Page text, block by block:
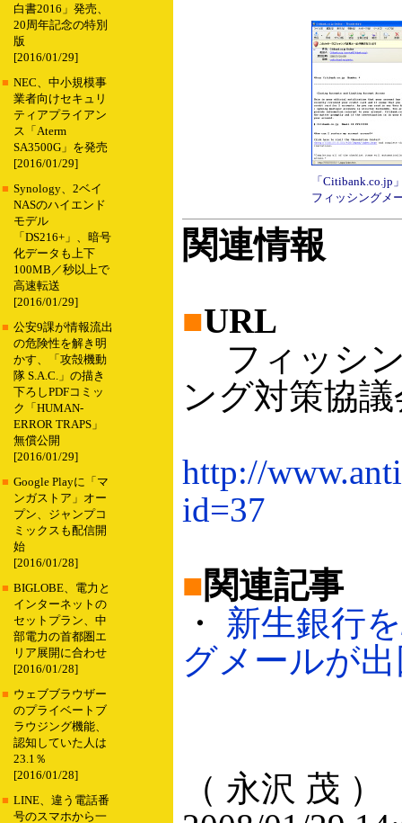
白書2016」発売、
20周年記念の特別
版
[2016/01/29]
■ NEC、中小規模事
業者向けセキュリ
ティアプライアン
ス「Aterm
SA3500G」を発売
[2016/01/29]
■ Synology、2ベイ
NASのハイエンド
モデル
「DS216+」、暗号
化データも上下
100MB／秒以上で
高速転送
[2016/01/29]
■ 公安9課が情報流出
の危険性を解き明
かす、「攻殻機動
隊 S.A.C.」の描き
下ろしPDFコミッ
ク「HUMAN-
ERROR TRAPS」
無償公開
[2016/01/29]
■ Google Playに「マ
ンガストア」オー
プン、ジャンプコ
ミックスも配信開
始
[2016/01/28]
■ BIGLOBE、電力と
インターネットの
セットプラン、中
部電力の首都圏エ
リア展開に合わせ
[2016/01/28]
■ ウェブブラウザー
のプライベートブ
ラウジング機能、
認知していた人は
23.1％
[2016/01/28]
■ LINE、違う電話番
号のスマホから一
「Citibank.co.jp
フィッシングメ
関連情報
■URL
フィッシン
ング対策協
http://
id=37
■関連記事
・ 新生銀行
グメールが
（ 永沢 茂 ）